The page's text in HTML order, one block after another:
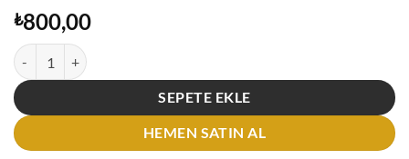
₺800,00
Chloe Nomade EDP 75 ML Kadın Tester Parfüm adet
SEPETE EKLE
HEMEN SATIN AL